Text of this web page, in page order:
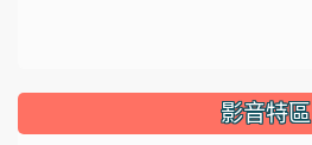
影音特區